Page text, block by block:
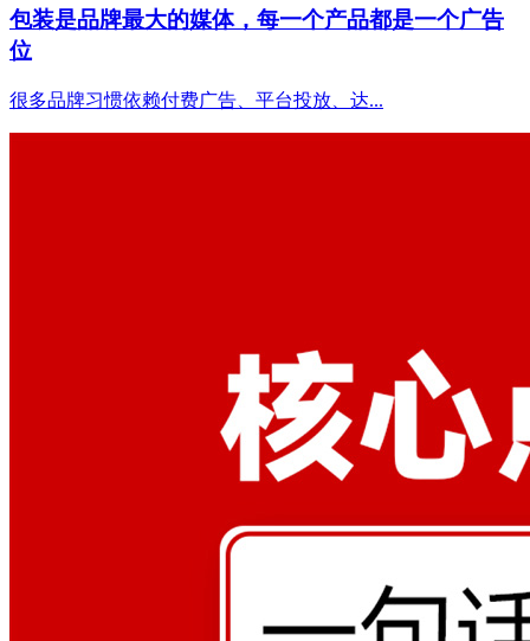
包装是品牌最大的媒体，每一个产品都是一个广告
位
很多品牌习惯依赖付费广告、平台投放、达...